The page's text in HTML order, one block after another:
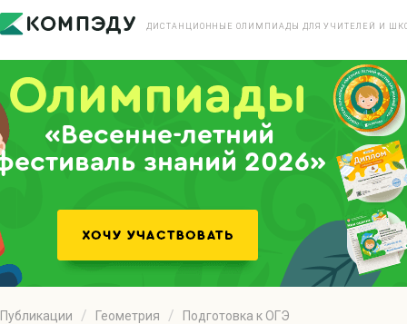
ДИСТАНЦИОННЫЕ ОЛИМПИАДЫ ДЛЯ УЧИТЕЛЕЙ И
«Весенне-летний
знаний 2026»
Публикации Геометрия Подготовка к ОГЭ